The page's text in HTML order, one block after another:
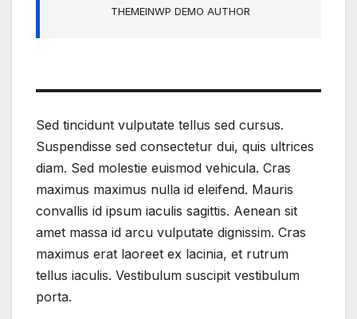
THEMEINWP DEMO AUTHOR
Sed tincidunt vulputate tellus sed cursus.
Suspendisse sed consectetur dui, quis ultrices
diam. Sed molestie euismod vehicula. Cras
maximus maximus nulla id eleifend. Mauris
convallis id ipsum iaculis sagittis. Aenean sit
amet massa id arcu vulputate dignissim. Cras
maximus erat laoreet ex lacinia, et rutrum
tellus iaculis. Vestibulum suscipit vestibulum
porta.